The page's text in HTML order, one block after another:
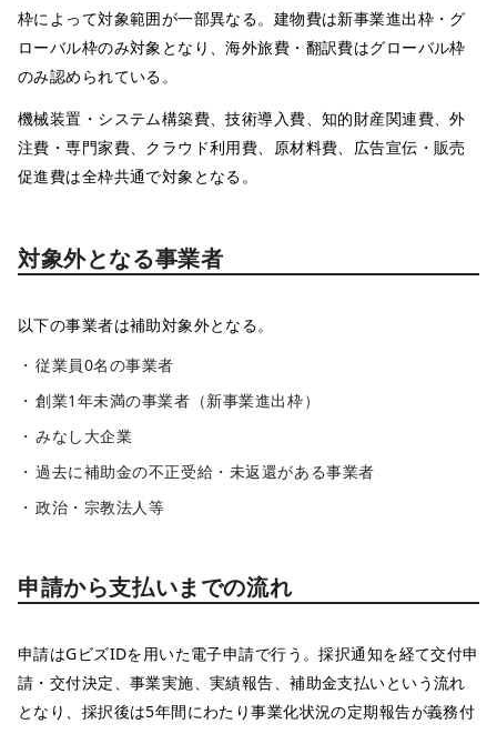
枠によって対象範囲が一部異なる。建物費は新事業進出枠・グ
ローバル枠のみ対象となり、海外旅費・翻訳費はグローバル枠
のみ認められている。
機械装置・システム構築費、技術導入費、知的財産関連費、外
注費・専門家費、クラウド利用費、原材料費、広告宣伝・販売
促進費は全枠共通で対象となる。
対象外となる事業者
以下の事業者は補助対象外となる。
従業員0名の事業者
創業1年未満の事業者（新事業進出枠）
みなし大企業
過去に補助金の不正受給・未返還がある事業者
政治・宗教法人等
申請から支払いまでの流れ
申請はGビズIDを用いた電子申請で行う。採択通知を経て交付申
請・交付決定、事業実施、実績報告、補助金支払いという流れ
となり、採択後は5年間にわたり事業化状況の定期報告が義務付